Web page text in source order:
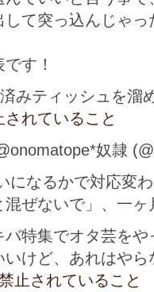
て突っ込んじゃ
す！
みティッシュを
れていること
奴隷
になるかで対応変
混ぜないで」、一
バ特集でオタ芸を
いけど、あれはや
止されていること